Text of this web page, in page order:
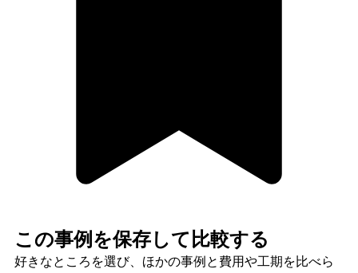
この事例を保存して比較する
好きなところを選び、ほかの事例と費用や工期を比べら